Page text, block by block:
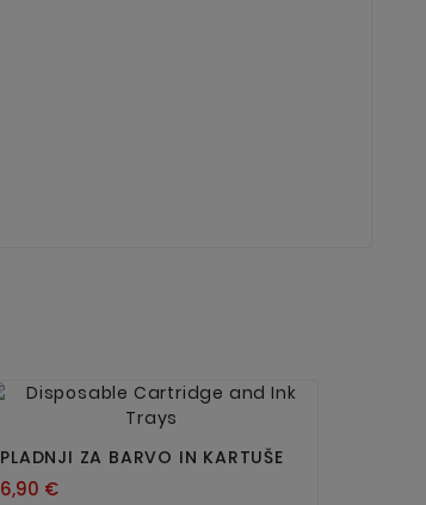

PLADNJI ZA BARVO IN KARTUŠE
6,90 €